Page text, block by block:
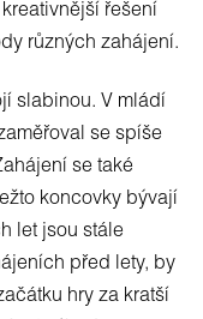
řešení
různých zahájení.
slabinou. V mládí
se spíše
se také
koncovky bývají
let jsou stále
před lety, by
hry za kratší